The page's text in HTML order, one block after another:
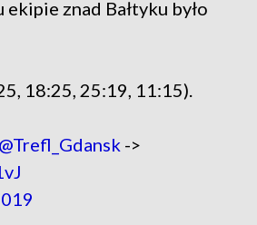
znad Bałtyku było
18:25, 25:19, 11:15).
@Trefl_Gdansk ->